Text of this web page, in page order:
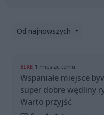
Od najnowszych
ELKE 1 miesiąc temu
Wspaniałe miejsce
super dobre wędliny
Warto przyjść